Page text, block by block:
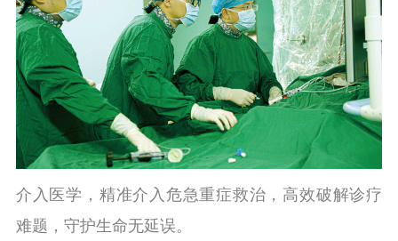
介入医学，精准介入危急重症救治，高效破解诊疗
难题，守护生命无延误。